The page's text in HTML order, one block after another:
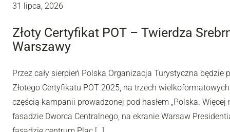
31 lipca, 2026
Złoty Certyfikat POT – Twierdza
Warszawy
Przez cały sierpień Polska Organizacja Turystyczna będzie
Złotego Certyfikatu POT 2025, na trzech
częścią kampanii prowadzonej pod hasłem „Polska.
fasadzie Dworca Centralnego, na ekranie Warsaw